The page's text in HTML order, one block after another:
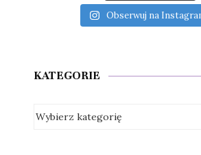
Obserwuj na
KATEGORIE